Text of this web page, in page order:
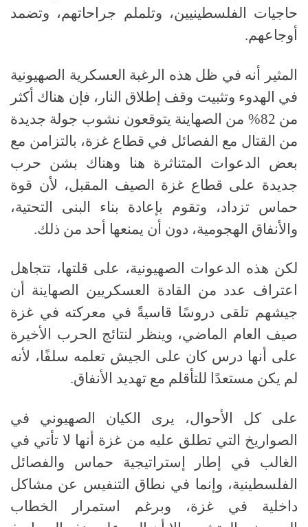
حاجيات الفلسطينيين، وتلملم جراحاتهم، وتضمد
أوجاعهم.
المثير أنه في ظل هذه الرغبة العسكرية الصهيونية
في الهدوء وتثبيت وقف إطلاق النار، فإن هناك أكثر
من 82% من الصهاينة يتوقعون نشوب جولة جديدة
من القتال مع الفصائل في قطاع غزة، بالتزامن مع
بعض الدعوات المتناثرة هنا وهناك بشن حرب
جديدة على قطاع غزة الصيف المقبل، لأن قوة
حماس تزداد، وتقوم بإعادة بناء البنى التحتية،
والأنفاق الهجومية، دون أن يمنعها أحد من ذلك.
لكن هذه الدعوات الصهيونية، على قلتها، تتجاهل
اعتراف عدد من القادة العسكريين الصهاينة أن
جيشهم تلقى دروسًا قاسيةً في معركته في غزة
صيف العام الماضي، وينظر لنتائج الحرب الأخيرة
على أنها درس كان على الجيش تعلمه سلفًا، لأنه
لم يكن مستعدًا للتأقلم مع تهديد الأنفاق.
على كل الأحوال، يرى الكيان الصهيوني في
الصواريخ التي تطلق عليه من غزة أنها لا تأتي في
الغالب في إطار إستراتيجية حماس والفصائل
الفلسطينية، وإنما في نطاق التنفيس عن مشاكل
داخلية في غزة، وبرغم استمرار الخطاب